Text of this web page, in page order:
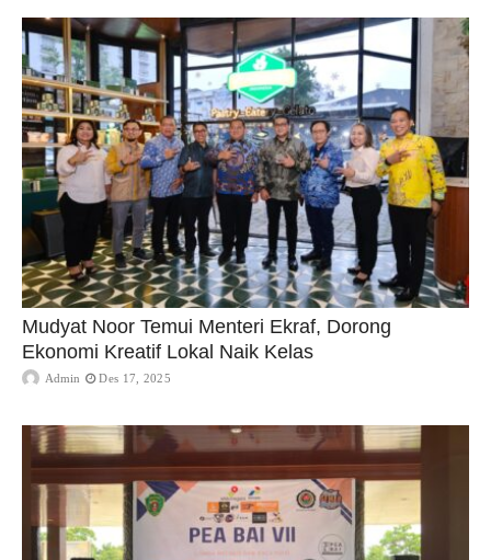
Mudyat Noor Temui Menteri Ekraf, Dorong
Ekonomi Kreatif Lokal Naik Kelas
Admin Des 17, 2025